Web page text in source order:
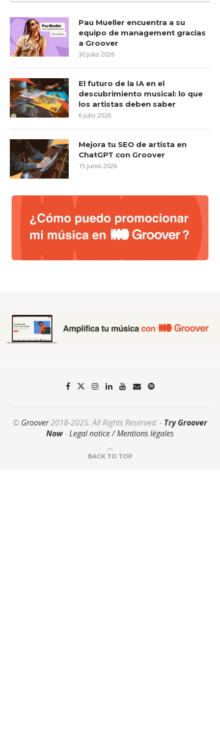
Pau Mueller encuentra a su
equipo de management gracias
a Groover
30 julio 2026
El futuro de la IA en el
descubrimiento musical: lo que
los artistas deben saber
6 julio 2026
Mejora tu SEO de artista en
ChatGPT con Groover
15 junio 2026
© Groover2018-2025. All Rights Reserved. - Try Groover
Now-Legal notice / Mentions légales
BACK TO TOP